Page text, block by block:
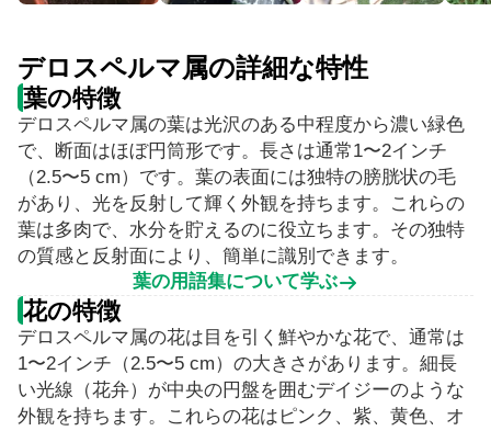
デロスペルマ属の詳細な特性
葉の特徴
デロスペルマ属の葉は光沢のある中程度から濃い緑色
で、断面はほぼ円筒形です。長さは通常1〜2インチ
（2.5〜5 cm）です。葉の表面には独特の膀胱状の毛
があり、光を反射して輝く外観を持ちます。これらの
葉は多肉で、水分を貯えるのに役立ちます。その独特
の質感と反射面により、簡単に識別できます。
葉の用語集について学ぶ
花の特徴
デロスペルマ属の花は目を引く鮮やかな花で、通常は
1〜2インチ（2.5〜5 cm）の大きさがあります。細長
い光線（花弁）が中央の円盤を囲むデイジーのような
外観を持ちます。これらの花はピンク、紫、黄色、オ